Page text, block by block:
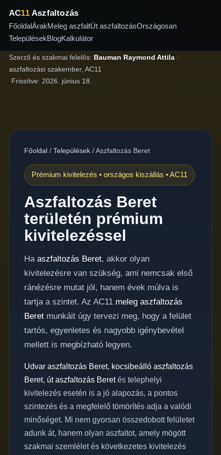
AC11Aszfaltozás
FőoldalÁrakMeleg aszfaltÚt aszfaltozásOrszágosan
TelepülésekBlogKalkulátor
Szerző és szakmai felelős: Bauman Raymond Attila·
aszfaltozási szakember, AC11
·Frissítve: 2026. június 18.
Főoldal/ Települések/Aszfaltozás Beret
Prémium kivitelezés • országos kiszállás • AC11
Aszfaltozás Beret
területén prémium
kivitelezéssel
Ha aszfaltozás Beret, akkor olyan
kivitelezésre van szükség, ami nemcsak első
ránézésre mutat jól, hanem évek múlva is
tartja a szintet. Az AC11 meleg aszfaltozás
Beretmunkáit úgy tervezi meg, hogy a felület
tartós, egyenletes és nagyobb igénybevétel
mellett is megbízható legyen.
Udvar aszfaltozás Beret, kocsibeálló aszfaltozás
Beret, út aszfaltozás Beretés telephelyi
kivitelezés esetén is a jó alapozás, a pontos
szintezés és a megfelelő tömörítés adja a valódi
minőséget. Mi nem gyorsan összedobott felületet
adunk át, hanem olyan aszfaltot, amely mögött
szakmai szemlélet és következetes kivitelezés